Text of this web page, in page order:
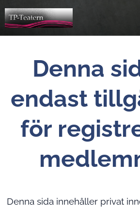
Denna
endast
för
Denna sida innehåller privat